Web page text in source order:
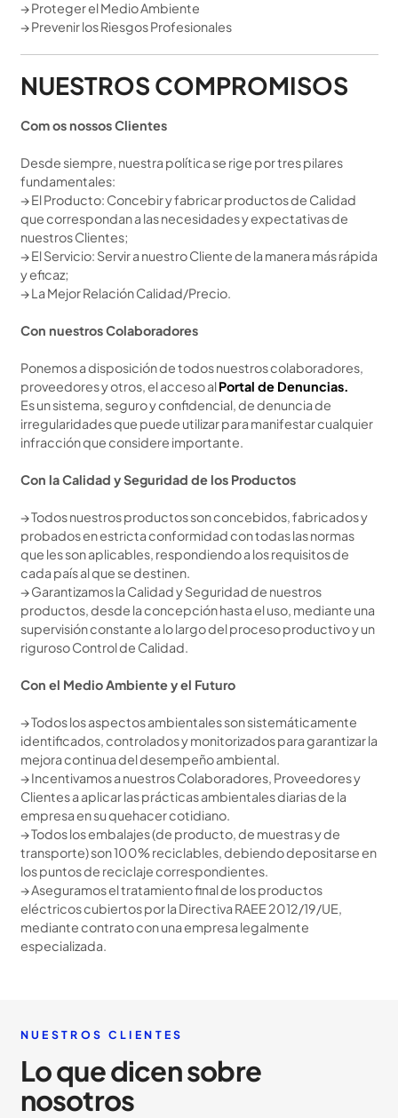
→ Proteger el Medio Ambiente
→ Prevenir los Riesgos Profesionales
NUESTROS COMPROMISOS
Com os nossos Clientes
Desde siempre, nuestra política se rige por tres pilares
fundamentales:
→ El Producto: Concebir y fabricar productos de Calidad
que correspondan a las necesidades y expectativas de
nuestros Clientes;
→ El Servicio: Servir a nuestro Cliente de la manera más rápida
y eficaz;
→ La Mejor Relación Calidad/Precio.
Con nuestros Colaboradores
Ponemos a disposición de todos nuestros colaboradores,
proveedores y otros, el acceso alPortal de Denuncias.
Es un sistema, seguro y confidencial, de denuncia de
irregularidades que puede utilizar para manifestar cualquier
infracción que considere importante.
Con la Calidad y Seguridad de los Productos
→ Todos nuestros productos son concebidos, fabricados y
probados en estricta conformidad con todas las normas
que les son aplicables, respondiendo a los requisitos de
cada país al que se destinen.
→ Garantizamos la Calidad y Seguridad de nuestros
productos, desde la concepción hasta el uso, mediante una
supervisión constante a lo largo del proceso productivo y un
riguroso Control de Calidad.
Con el Medio Ambiente y el Futuro
→ Todos los aspectos ambientales son sistemáticamente
identificados, controlados y monitorizados para garantizar la
mejora continua del desempeño ambiental.
→ Incentivamos a nuestros Colaboradores, Proveedores y
Clientes a aplicar las prácticas ambientales diarias de la
empresa en su quehacer cotidiano.
→ Todos los embalajes (de producto, de muestras y de
transporte) son 100% reciclables, debiendo depositarse en
los puntos de reciclaje correspondientes.
→ Aseguramos el tratamiento final de los productos
eléctricos cubiertos por la Directiva RAEE 2012/19/UE,
mediante contrato con una empresa legalmente
especializada.
NUESTROS CLIENTES
Lo que dicen sobre
nosotros